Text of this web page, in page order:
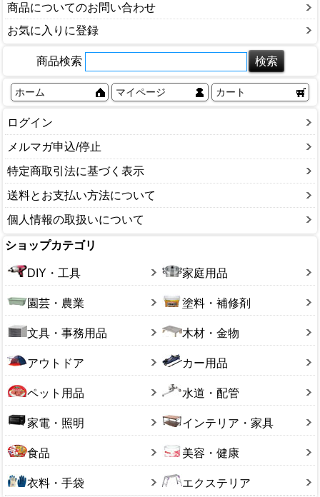
商品についてのお問い合わせ
お気に入りに登録
商品検索
ホーム マイページ カート
ログイン
メルマガ申込/停止
特定商取引法に基づく表示
送料とお支払い方法について
個人情報の取扱いについて
ショップカテゴリ
DIY・工具 家庭用品
園芸・農業 塗料・補修剤
文具・事務用品 木材・金物
アウトドア カー用品
ペット用品 水道・配管
家電・照明 インテリア・家具
食品 美容・健康
衣料・手袋 エクステリア